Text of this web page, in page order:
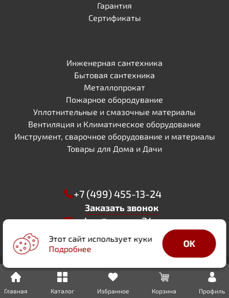
Главная Каталог Избранное Корзина Профиль
Гарантия
Сертификаты
Инженерная сантехника
Бытовая сантехника
Металлопрокат
Пожарное обородувание
Уплотнительные и смазочные материалы
Вентиляция и Климатическое оборудование
Инструмент, сварочное оборудование и материалы
Товары для Дома и Дачи
+7 (499) 455-13-24
Заказать звонок
zakaz@sapsan24.ru
WhatsApp
Телеграм
ИНН 5029256244 КПП 502901001
ОГРН 1205000052421
Мытищи, ул. Академика Каргина 35 а , офис 35
Все права защищены, 2026Политика
РАЗРАБОТАНО
«DIGITAL DUKE»
Этот сайт использует куки
Подробнее
OK